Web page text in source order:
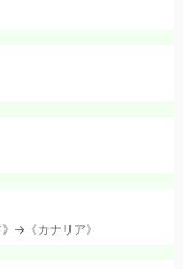
》→《カナリア》